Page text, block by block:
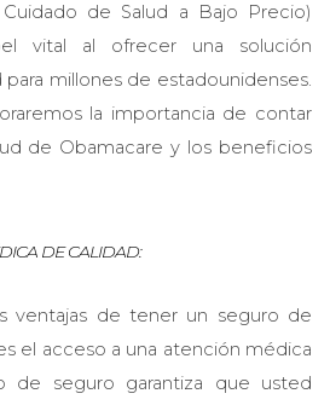
de Salud a Bajo Precio)
vital al ofrecer una solución
millones de estadounidenses.
la importancia de contar
de Obamacare y los beneficios
DE CALIDAD:
ventajas de tener un seguro de
el acceso a una atención médica
de seguro garantiza que usted